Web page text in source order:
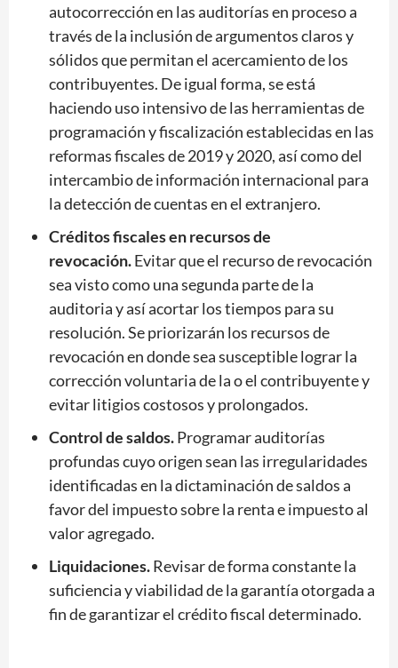
autocorrección en las auditorías en proceso a
través de la inclusión de argumentos claros y
sólidos que permitan el acercamiento de los
contribuyentes. De igual forma, se está
haciendo uso intensivo de las herramientas de
programación y fiscalización establecidas en las
reformas fiscales de 2019 y 2020, así como del
intercambio de información internacional para
la detección de cuentas en el extranjero.
Créditos fiscales en recursos de
revocación.Evitar que el recurso de revocación
sea visto como una segunda parte de la
auditoria y así acortar los tiempos para su
resolución. Se priorizarán los recursos de
revocación en donde sea susceptible lograr la
corrección voluntaria de la o el contribuyente y
evitar litigios costosos y prolongados.
Control de saldos.Programar auditorías
profundas cuyo origen sean las irregularidades
identificadas en la dictaminación de saldos a
favor del impuesto sobre la renta e impuesto al
valor agregado.
Liquidaciones.Revisar de forma constante la
suficiencia y viabilidad de la garantía otorgada a
fin de garantizar el crédito fiscal determinado.